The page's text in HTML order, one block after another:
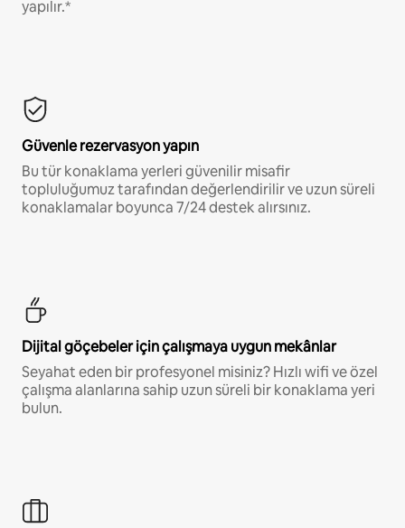
yapılır.*
Güvenle rezervasyon yapın
Bu tür konaklama yerleri güvenilir misafir
topluluğumuz tarafından değerlendirilir ve uzun süreli
konaklamalar boyunca 7/24 destek alırsınız.
Dijital göçebeler için çalışmaya uygun mekânlar
Seyahat eden bir profesyonel misiniz? Hızlı wifi ve özel
çalışma alanlarına sahip uzun süreli bir konaklama yeri
bulun.